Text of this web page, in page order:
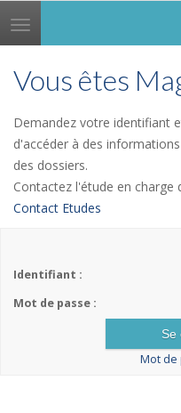
Toggle
navigation
Vous êtes
Demandez votre identifiant
d'accéder à des
des dossiers.
Contactez l'étude en
Contact Etudes
Identifiant :
Mot de passe :
Mot de